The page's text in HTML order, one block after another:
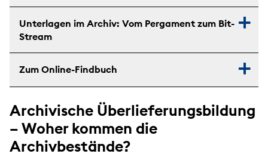
Unterlagen im Archiv: Vom Pergament zum Bit-
Stream
Zum Online-Findbuch
Archivische Überlieferungsbildung
– Woher kommen die
Archivbestände?